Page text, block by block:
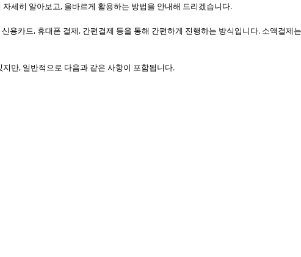
세히 알아보고, 올바르게 활용하는 방법을 안내해 드리겠습니다.
용카드, 휴대폰 결제, 간편결제 등을 통해 간편하게 진행하는 방식입니다. 소액결제
만, 일반적으로 다음과 같은 사항이 포함됩니다.